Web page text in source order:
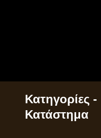
Κατηγορίες -
Κατάστημα